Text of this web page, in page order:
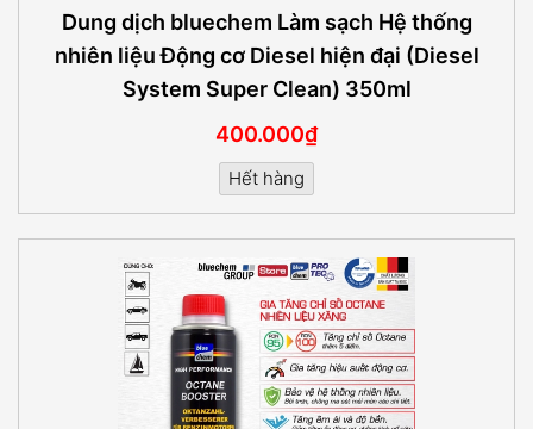
Dung dịch bluechem Làm sạch Hệ thống
nhiên liệu Động cơ Diesel hiện đại (Diesel
System Super Clean) 350ml
400.000₫
Hết hàng